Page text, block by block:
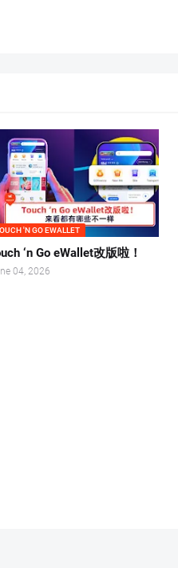
'N GO EWALLET
‘n Go eWallet改版啦！
04, 2026